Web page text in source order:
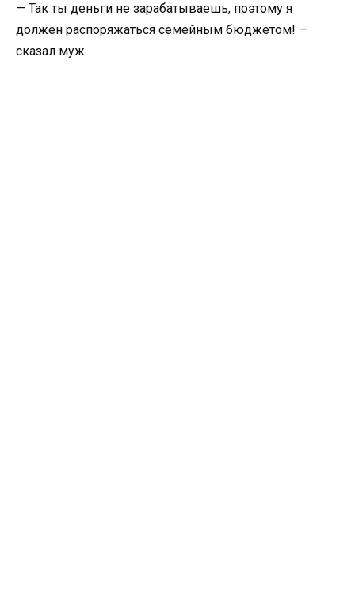
— Так ты деньги не зарабатываешь, поэтому я
должен распоряжаться семейным бюджетом! —
сказал муж.